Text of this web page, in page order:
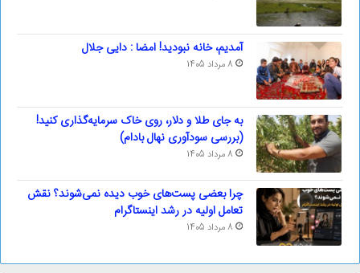
آمدیم، خانه نبودید! امضا : دایی جلال
8 مرداد 1405
به جای طلا و دلار، روی خاک سرمایه‌گذاری کنید!
(بررسی سودآوری نهال بادام)
8 مرداد 1405
چرا بعضی پست‌های خوب دیده نمی‌شوند؟ نقش
تعامل اولیه در رشد اینستاگرام
8 مرداد 1405